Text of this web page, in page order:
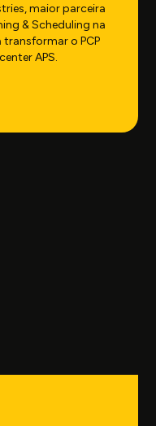
maior parceira
& Scheduling na
transformar o PCP
APS.